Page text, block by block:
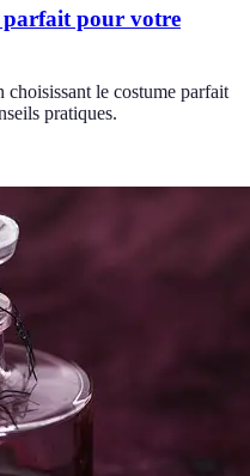
parfait pour votre
le costume parfait
pratiques.